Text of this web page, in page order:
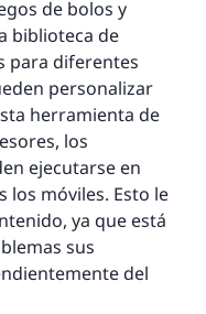
de bolos y
biblioteca de
para diferentes
personalizar
herramienta de
los
ejecutarse en
los móviles. Esto le
ya que está
sus
del